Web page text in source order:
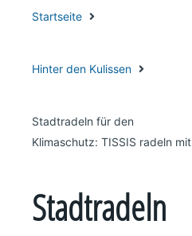
Startseite
Hinter den Kulissen
Stadtradeln für den
Klimaschutz: TISSIS radeln mit
Stadtradeln